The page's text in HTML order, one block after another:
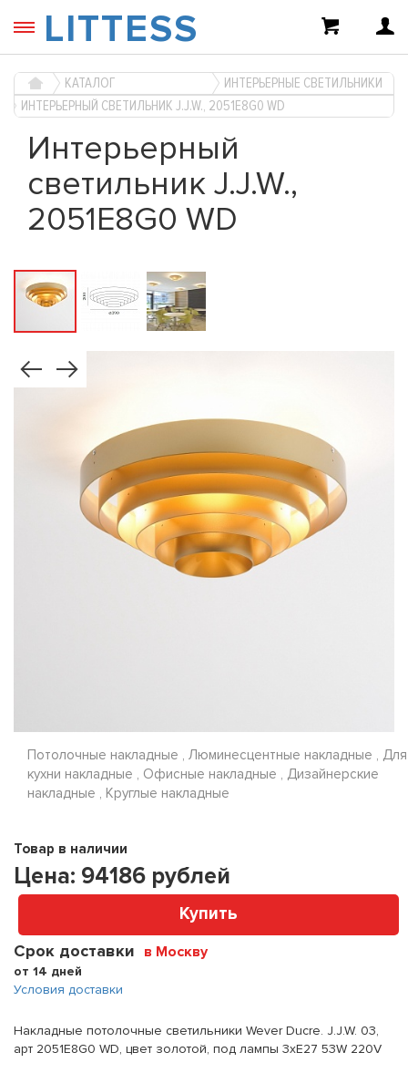
LITTESS
КАТАЛОГ
ИНТЕРЬЕРНЫЕ СВЕТИЛЬНИКИ
ИНТЕРЬЕРНЫЙ СВЕТИЛЬНИК J.J.W., 2051E8G0 WD
Интерьерный
светильник J.J.W.,
2051E8G0 WD
Потолочные накладные , Люминесцентные накладные , Для
кухни накладные , Офисные накладные , Дизайнерские
накладные , Круглые накладные
Товар в наличии
Цена: 94186 рублей
Купить
Срок доставки в Москву
от 14 дней
Условия доставки
Накладные потолочные светильники Wever Ducre. J.J.W. 03,
арт 2051E8G0 WD, цвет золотой, под лампы 3xE27 53W 220V